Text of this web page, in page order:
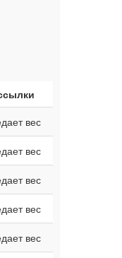
вес
вес
вес
вес
вес